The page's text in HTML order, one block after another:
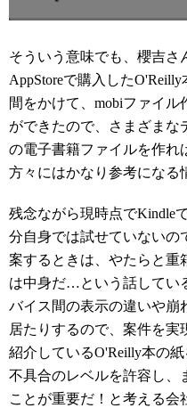
そういう意味でも、櫻吉さ
AppStoreで購入した
間をかけて、mobiファイ
ができたので、さまざまな
の電子書籍ファイルを作
方々にはかなり参考になる
残念ながら現時点でKindle
分自身では試せていないの
案するときは、やたらと重
は中身だ…という話してい
バイス間の表示の違いや崩
居たりするので、案件を
紹介しているO'Reilly本の
不具合のレベルを許容し、
ことが重要だ！と考える